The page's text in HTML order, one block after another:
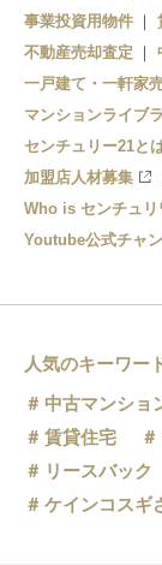
駒ヶ谷
上ノ太子
事業投資用物件
不動産売却査定
一戸建て・一軒家
マンションライブ
センチュリー21と
加盟店人材募集
Who is センチュリ
Youtube公式チャ
人気のキーワー
中古マンショ
賃貸住宅
リースバック
ケインコスギ